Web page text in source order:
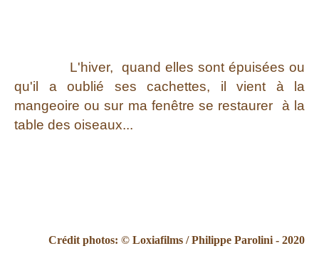
L'hiver, quand elles sont épuisées ou
qu'il a oublié ses cachettes, il vient à la
mangeoire ou sur ma fenêtre se restaurer à la
table des oiseaux...
Crédit photos: © Loxiafilms / Philippe Parolini - 2020